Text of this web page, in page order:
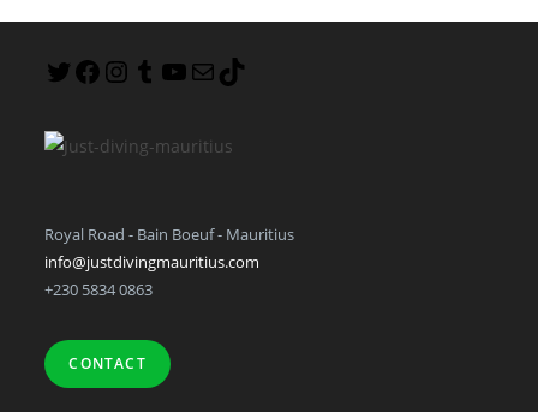
Royal Road - Bain Boeuf - Mauritius
info@justdivingmauritius.com
+230 5834 0863
CONTACT